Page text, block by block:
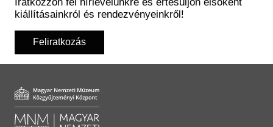
kiállításainkról és rendezvényeinkről!
Feliratkozás